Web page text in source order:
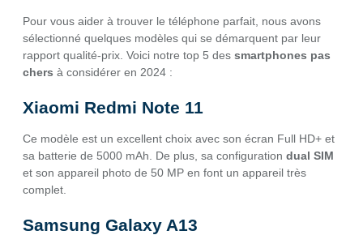
Pour vous aider à trouver le téléphone parfait, nous avons
sélectionné quelques modèles qui se démarquent par leur
rapport qualité-prix. Voici notre top 5 des smartphones pas
chers à considérer en 2024 :
Xiaomi Redmi Note 11
Ce modèle est un excellent choix avec son écran Full HD+ et
sa batterie de 5000 mAh. De plus, sa configuration dual SIM
et son appareil photo de 50 MP en font un appareil très
complet.
Samsung Galaxy A13